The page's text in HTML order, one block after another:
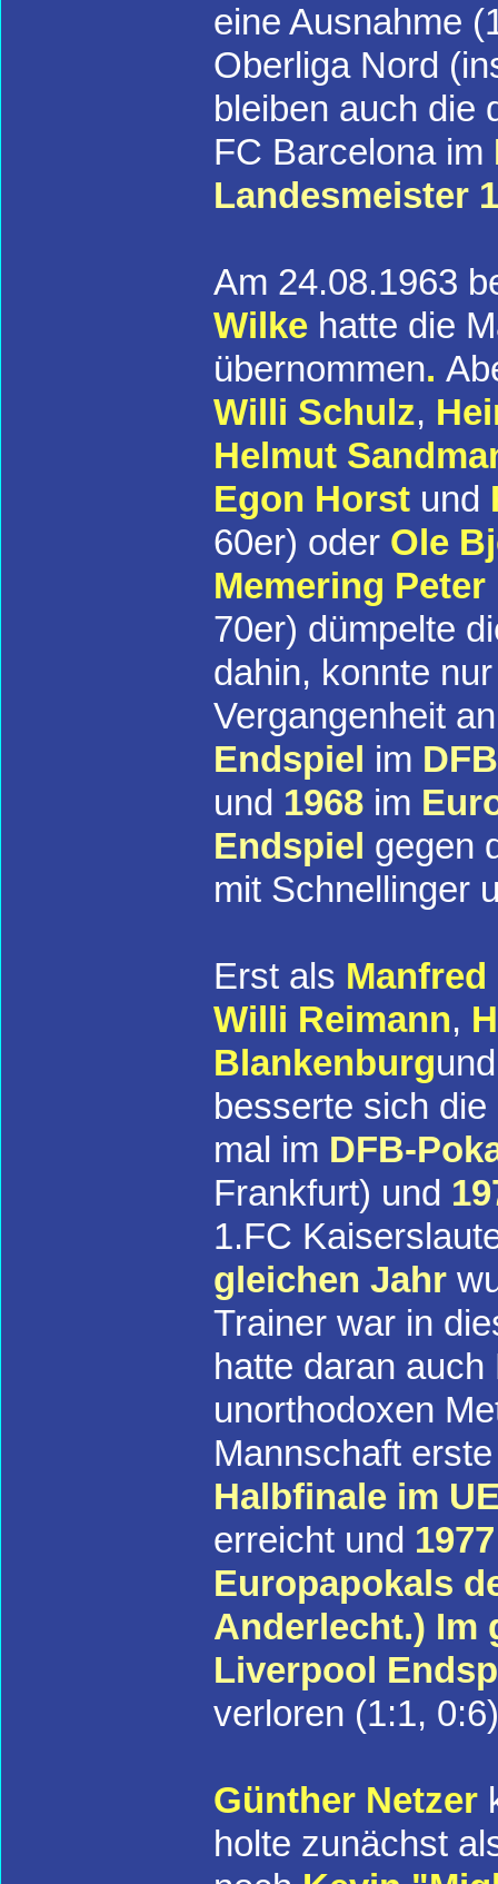
eine Ausnahme
Oberliga Nord
bleiben auch die
FC Barcelona im
Landesmeister
Am 24.08.1963
Wilke hatte die
übernommen.
Willi Schulz,
Helmut
Egon Horst und
60er) oder Ole
Memering Peter
70er) dümpelte
dahin, konnte
Vergangenheit
Endspiel im
und 1968 im
Endspiel gegen
mit Schnellinger
Erst als
Willi Reimann,
Blankenburg
besserte sich
mal im DFB-
Frankfurt) und
1.FC
gleichen Jahr
Trainer war in
hatte daran
unorthodoxen
Mannschaft
Halbfinale im
erreicht und 1977
Europapokals
Anderlecht.) Im
Liverpool
verloren (1:1,
Günther Netzer
holte zunächst